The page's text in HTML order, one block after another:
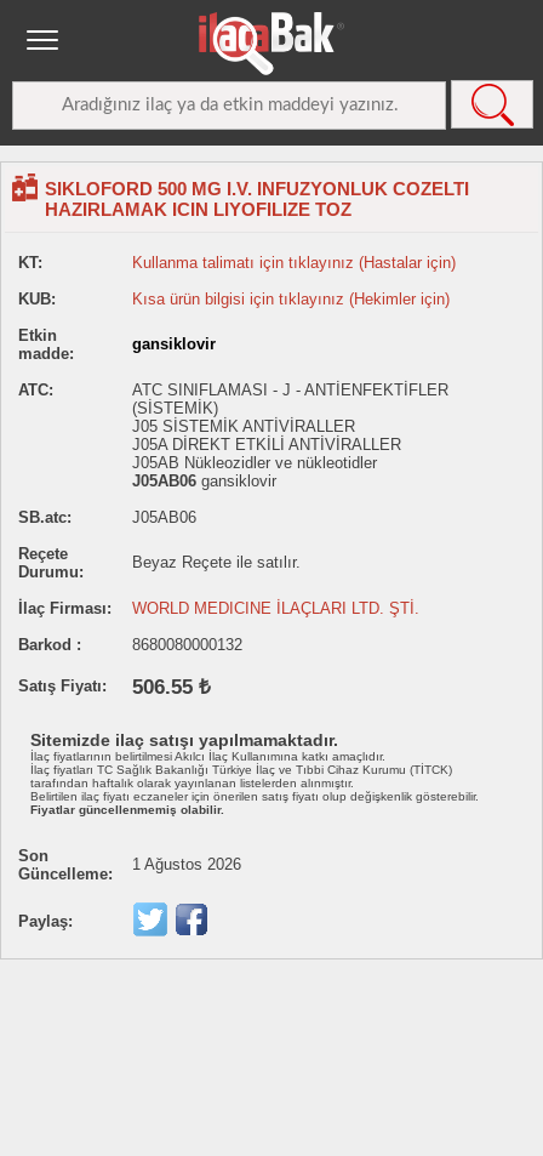
SIKLOFORD 500 MG I.V. INFUZYONLUK COZELTI
HAZIRLAMAK ICIN LIYOFILIZE TOZ
KT:
Kullanma talimatı için tıklayınız (Hastalar için)
KUB:
Kısa ürün bilgisi için tıklayınız (Hekimler için)
Etkin
madde:
gansiklovir
ATC:
ATC SINIFLAMASI - J - ANTİENFEKTİFLER
(SİSTEMİK)
J05 SİSTEMİK ANTİVİRALLER
J05A DİREKT ETKİLİ ANTİVİRALLER
J05AB Nükleozidler ve nükleotidler
J05AB06 gansiklovir
SB.atc:
J05AB06
Reçete
Durumu:
Beyaz Reçete ile satılır.
İlaç Firması:
WORLD MEDICINE İLAÇLARI LTD. ŞTİ.
Barkod :
8680080000132
Satış Fiyatı: 506.55 ₺
Sitemizde ilaç satışı yapılmamaktadır.
İlaç fiyatlarının belirtilmesi Akılcı İlaç Kullanımına katkı amaçlıdır.
İlaç fiyatları TC Sağlık Bakanlığı Türkiye İlaç ve Tıbbi Cihaz Kurumu (TİTCK)
tarafından haftalık olarak yayınlanan listelerden alınmıştır.
Belirtilen ilaç fiyatı eczaneler için önerilen satış fiyatı olup değişkenlik gösterebilir.
Fiyatlar güncellenmemiş olabilir.
Son
Güncelleme:
1 Ağustos 2026
Paylaş: